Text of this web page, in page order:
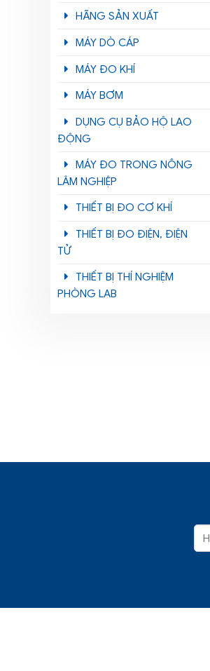
HÃNG SẢN XUẤT
MÁY DÒ CÁP
MÁY ĐO KHÍ
MÁY BƠM
DỤNG CỤ BẢO HỘ LAO
ĐỘNG
MÁY ĐO TRONG NÔNG
LÂM NGHIỆP
THIẾT BỊ ĐO CƠ KHÍ
THIẾT BỊ ĐO ĐIỆN, ĐIỆN
TỬ
THIẾT BỊ THÍ NGHIỆM
PHÒNG LAB